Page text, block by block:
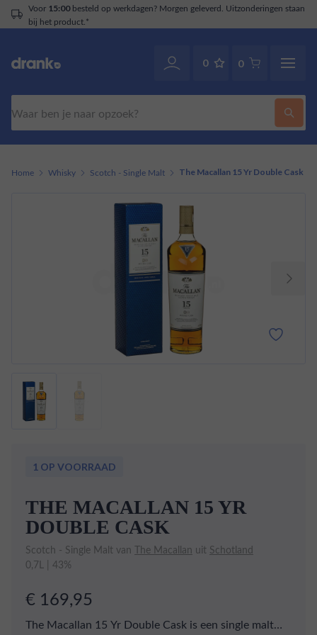
Voor 15:00besteld op werkdagen? Morgen geleverd. Uitzonderingen staan
bij het product.*
0 0
Home Whisky Scotch - Single Malt The Macallan 15 Yr Double Cask
1 OP VOORRAAD
THE MACALLAN 15 YR
DOUBLE CASK
Scotch - Single Malt van The Macallan uit Schotland
0,7L | 43%
€ 169,95
The Macallan 15 Yr Double Cask is een single malt